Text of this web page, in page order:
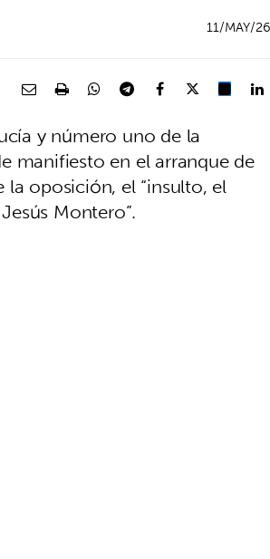
11/MAY/26
y número uno de la
manifiesto en el arranque de
oposición, el “insulto, el
Montero”.